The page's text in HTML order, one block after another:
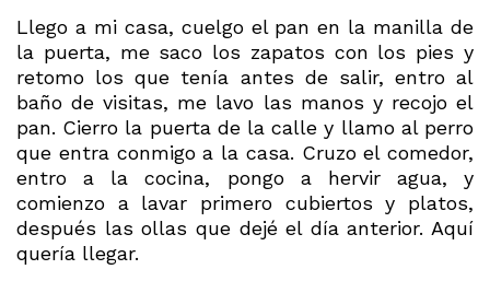
Llego a mi casa, cuelgo el pan en la manilla de
la puerta, me saco los zapatos con los pies y
retomo los que tenía antes de salir, entro al
baño de visitas, me lavo las manos y recojo el
pan. Cierro la puerta de la calle y llamo al perro
que entra conmigo a la casa. Cruzo el comedor,
entro a la cocina, pongo a hervir agua, y
comienzo a lavar primero cubiertos y platos,
después las ollas que dejé el día anterior. Aquí
quería llegar.